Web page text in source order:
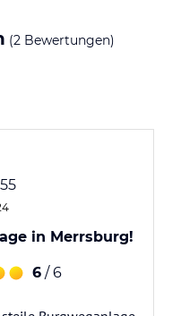
(2 Bewertungen)
in Merrsburg!
6 / 6